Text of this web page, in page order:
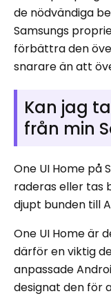
de nödvändiga
Samsungs
förbättra den
snarare än att
Kan jag
från min
One UI Home på
raderas eller tas
djupt bunden till
One UI Home är
därför en viktig
anpassade
designat den för